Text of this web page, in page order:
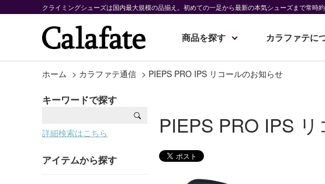
クライミングシューズは国内最大規模の品揃え。初めての一足から最新の本気シューズまで常時約
商品を探す カラファテに
ホーム > カラファテ通信 > PIEPS PRO IPS リコールのお知らせ
キーワードで探す
詳細検索はこちら
アイテムから探す
PIEPS PRO IPS